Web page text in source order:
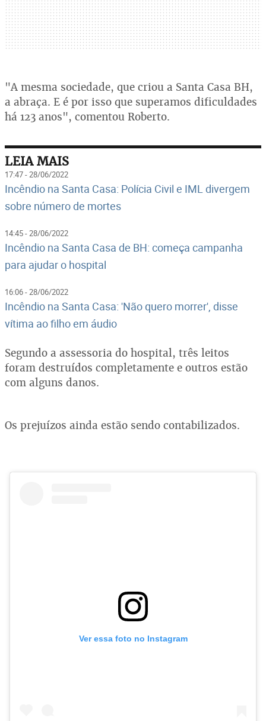
"A mesma sociedade, que criou a Santa Casa BH,
a abraça. E é por isso que superamos dificuldades
há 123 anos", comentou Roberto.
LEIA MAIS
17:47 - 28/06/2022
Incêndio na Santa Casa: Polícia Civil e IML divergem
sobre número de mortes
14:45 - 28/06/2022
Incêndio na Santa Casa de BH: começa campanha
para ajudar o hospital
16:06 - 28/06/2022
Incêndio na Santa Casa: 'Não quero morrer', disse
vítima ao filho em áudio
Segundo a assessoria do hospital, três leitos
foram destruídos completamente e outros estão
com alguns danos.
Os prejuízos ainda estão sendo contabilizados.
Ver essa foto no Instagram